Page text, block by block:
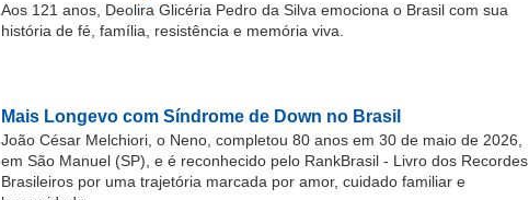
Aos 121 anos, Deolira Glicéria Pedro da Silva emociona o Brasil com sua
história de fé, família, resistência e memória viva.
Mais Longevo com Síndrome de Down no Brasil
João César Melchiori, o Neno, completou 80 anos em 30 de maio de 2026,
em São Manuel (SP), e é reconhecido pelo RankBrasil - Livro dos Recordes
Brasileiros por uma trajetória marcada por amor, cuidado familiar e